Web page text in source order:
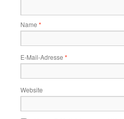
Name *
E-Mail-Adresse *
Website